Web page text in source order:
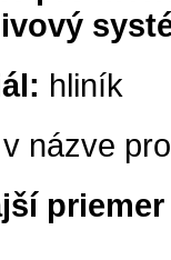
hliník
v názve